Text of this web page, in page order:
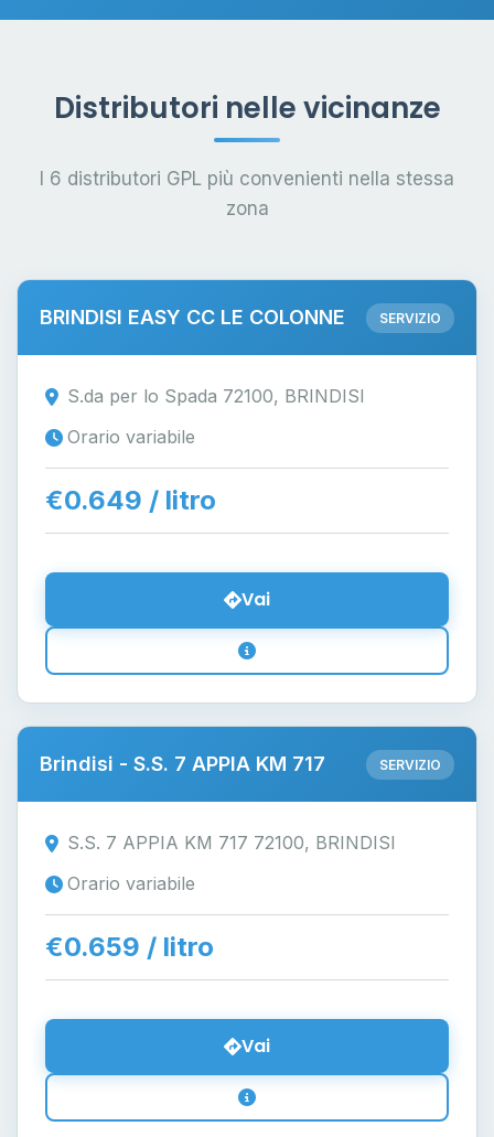
Distributori nelle vicinanze
I 6 distributori GPL più convenienti nella stessa
zona
BRINDISI EASY CC LE COLONNE SERVIZIO
S.da per lo Spada 72100, BRINDISI
Orario variabile
€0.649 / litro
Vai
Brindisi - S.S. 7 APPIA KM 717 SERVIZIO
S.S. 7 APPIA KM 717 72100, BRINDISI
Orario variabile
€0.659 / litro
Vai